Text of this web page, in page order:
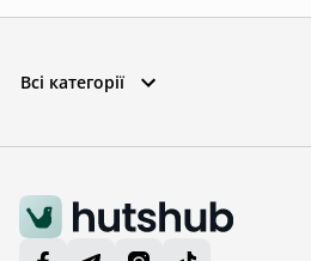
Всі категорії